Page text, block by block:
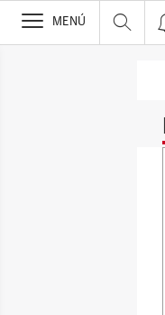
>
MENÚ